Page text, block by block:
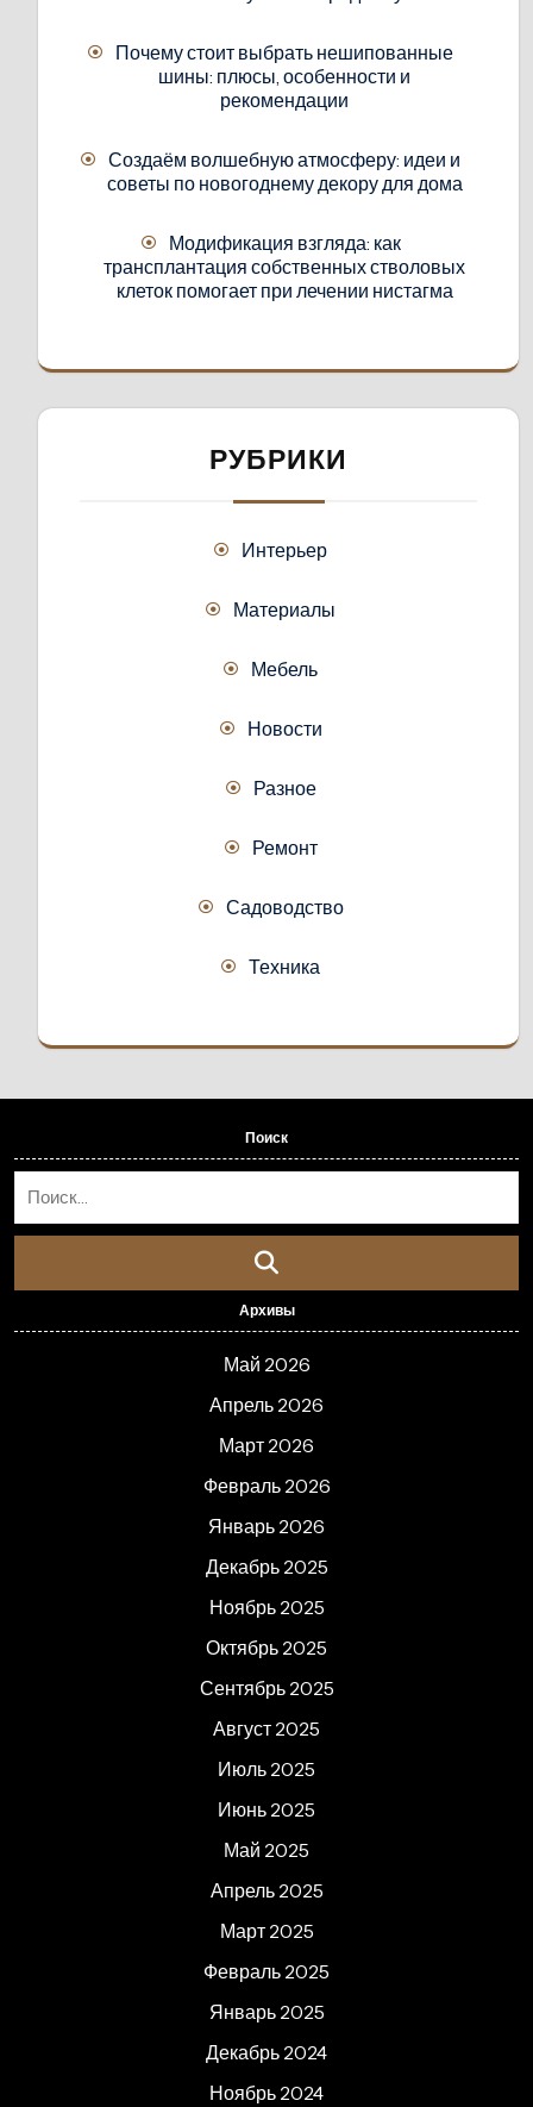
Почему стоит выбрать нешипованные
шины: плюсы, особенности и
рекомендации
Создаём волшебную атмосферу: идеи и
советы по новогоднему декору для дома
Модификация взгляда: как
трансплантация собственных стволовых
клеток помогает при лечении нистагма
РУБРИКИ
Интерьер
Материалы
Мебель
Новости
Разное
Ремонт
Садоводство
Техника
Поиск
Архивы
Май 2026
Апрель 2026
Март 2026
Февраль 2026
Январь 2026
Декабрь 2025
Ноябрь 2025
Октябрь 2025
Сентябрь 2025
Август 2025
Июль 2025
Июнь 2025
Май 2025
Апрель 2025
Март 2025
Февраль 2025
Январь 2025
Декабрь 2024
Ноябрь 2024